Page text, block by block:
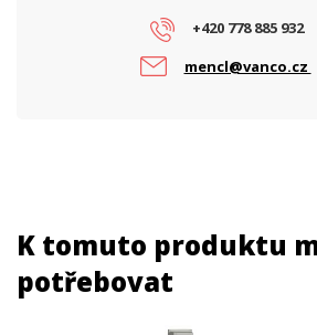
+420 778 885 932
mencl@vanco.cz
K tomuto produktu
potřebovat